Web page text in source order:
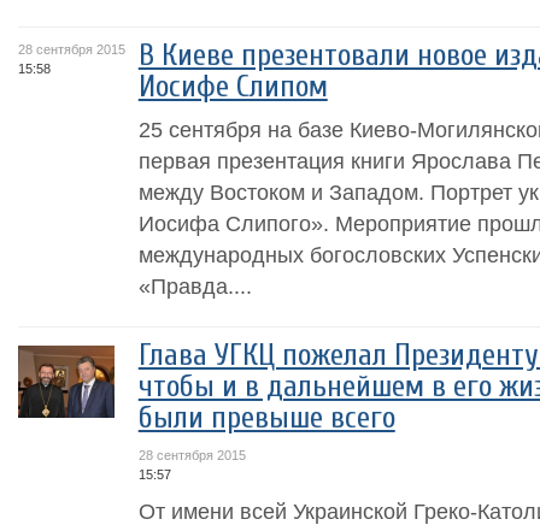
28 сентября 2015
15:58
В Киеве презентовали новое
Иосифе Слипом
25 сентября на базе Киево-
первая презентация книги Ярослава
между Востоком и Западом. Портрет
Иосифа Слипого». Мероприятие
международных богословских
«Правда....
Глава УГКЦ пожелал
чтобы и в дальнейшем в его
были превыше всего
28 сентября 2015
15:57
От имени всей Украинской Греко-